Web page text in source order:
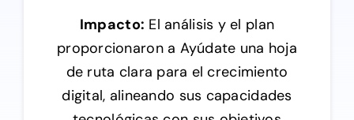
Impacto: El análisis y el plan
proporcionaron a Ayúdate una hoja
de ruta clara para el crecimiento
digital, alineando sus capacidades